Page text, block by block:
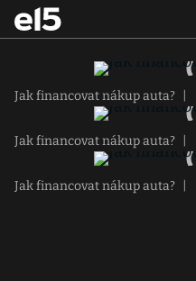
Jak financovat nákup auta?
Jak financovat nákup auta?
Jak financovat nákup auta?